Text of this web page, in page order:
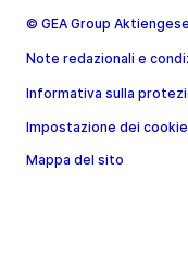
© GEA Group
Note redazionali e
Informativa sulla
Impostazione dei cookie
Mappa del sito